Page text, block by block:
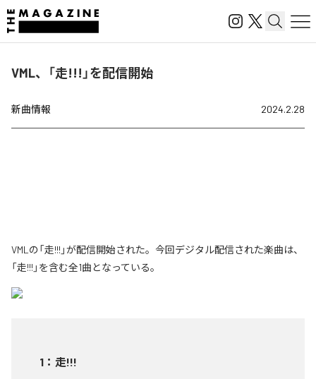
VML、「走!!!」を配信開始
新曲情報 2024.2.28
VMLの「走!!!」が配信開始された。今回デジタル配信された楽曲は、
「走!!!」を含む全1曲となっている。
1 ： 走!!!